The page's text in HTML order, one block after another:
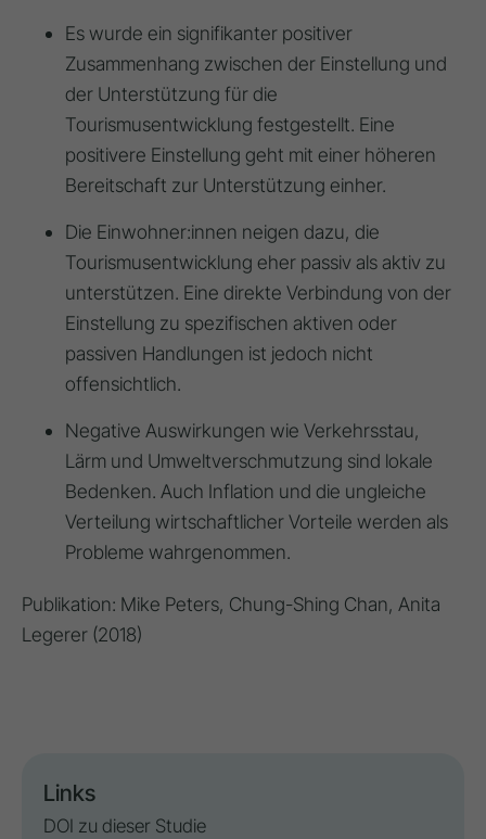
Es wurde ein signifikanter positiver
Zusammenhang zwischen der Einstellung und
der Unterstützung für die
Tourismusentwicklung festgestellt. Eine
positivere Einstellung geht mit einer höheren
Bereitschaft zur Unterstützung einher.
Die Einwohner:innen neigen dazu, die
Tourismusentwicklung eher passiv als aktiv zu
unterstützen. Eine direkte Verbindung von der
Einstellung zu spezifischen aktiven oder
passiven Handlungen ist jedoch nicht
offensichtlich.
Negative Auswirkungen wie Verkehrsstau,
Lärm und Umweltverschmutzung sind lokale
Bedenken. Auch Inflation und die ungleiche
Verteilung wirtschaftlicher Vorteile werden als
Probleme wahrgenommen.
Publikation: Mike Peters, Chung-Shing Chan, Anita
Legerer (2018)
Links
DOI zu dieser Studie